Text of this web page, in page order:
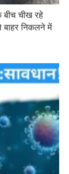
चीख रहे
बाहर निकलने में